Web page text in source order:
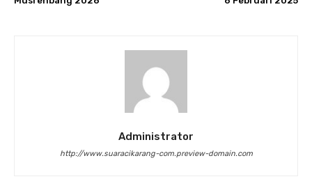
Administrator
http://www.suaracikarang-com.preview-domain.com